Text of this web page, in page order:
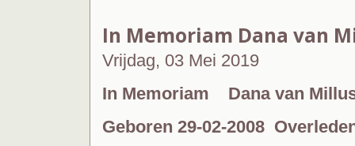
In Memoriam Dana van
Vrijdag, 03 Mei 2019
In Memoriam Dana van
Geboren 29-02-2008